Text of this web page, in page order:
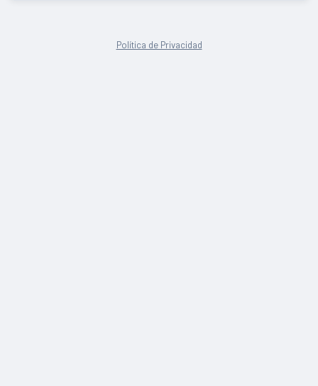
Política de Privacidad